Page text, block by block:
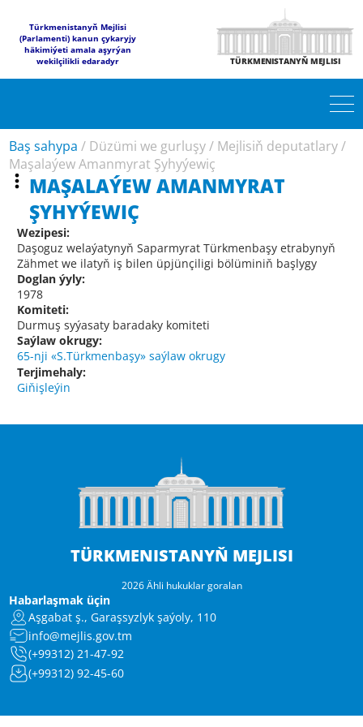
Türkmenistanyň Mejlisi
(Parlamenti) kanun çykaryjy
häkimiýeti amala aşyrýan
wekilçilikli edaradyr
TÜRKMENISTANYŇ MEJLISI
Baş sahypa / Düzümi we gurluşy/ Mejlisiň deputatlary/
Maşalaýew Amanmyrat Şyhyýewiç
MAŞALAÝEW AMANMYRAT
ŞYHYÝEWIÇ
Wezipesi:
Daşoguz welaýatynyň Saparmyrat Türkmenbaşy etrabynyň
Zähmet we ilatyň iş bilen üpjünçiligi bölüminiň başlygy
Doglan ýyly:
1978
Komiteti:
Durmuş syýasaty baradaky komiteti
Saýlaw okrugy:
65-nji «S.Türkmenbaşy» saýlaw okrugy
Terjimehaly:
Giňişleýin
TÜRKMENISTANYŇ MEJLISI
2026 Ähli hukuklar goralan
Habarlaşmak üçin
Aşgabat ş., Garaşsyzlyk şaýoly, 110
info@mejlis.gov.tm
(+99312) 21-47-92
(+99312) 92-45-60